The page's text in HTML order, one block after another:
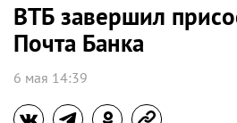
ВТБ завершил
Почта Банка
6 мая 14:39